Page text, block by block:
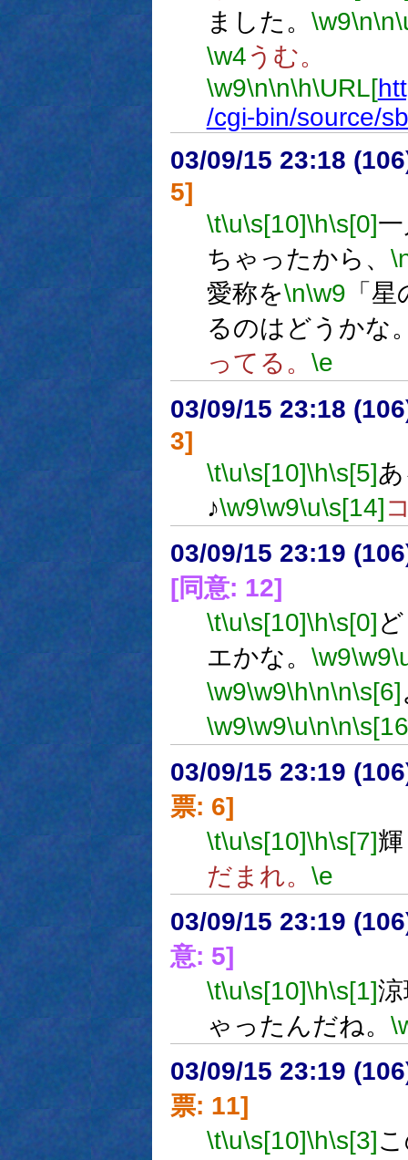
ました。 \w9\n\n
\w4うむ。
\w9\n\n\h\URL[
/cgi-bin/source/
03/09/15 23:18
5]
\t\u\s[10]\h\s[0]
ちゃったから、
愛称を\n\w9 「
るのはどうかな
ってる。 \e
03/09/15 23:18
3]
\t\u\s[10]\h\s[5]
♪\w9\w9\u\s[14]
03/09/15 23:19
[同意: 12]
\t\u\s[10]\h\s[0]
エかな。 \w9\w9
\w9\w9\h\n\n\s[6]
\w9\w9\u\n\n
03/09/15 23:19
票: 6]
\t\u\s[10]\h\s[7]
だまれ。 \e
03/09/15 23:19
意: 5]
\t\u\s[10]\h\s[1]
ゃったんだね。
03/09/15 23:19
票: 11]
\t\u\s[10]\h\s[3]